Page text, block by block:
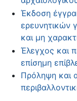
Έκδοση
ερευνητικών
και μη
Έλεγχος και
επίσημη
Πρόληψη και